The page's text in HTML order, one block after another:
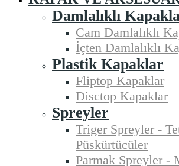
Damlalıklı
Cam Damlalıklı
İçten Damlalıklı
Plastik Kapaklar
Fliptop Kapaklar
Disctop Kapaklar
Spreyler
Triger Spreyler -
Püskürtücüler
Parmak Spreyler -